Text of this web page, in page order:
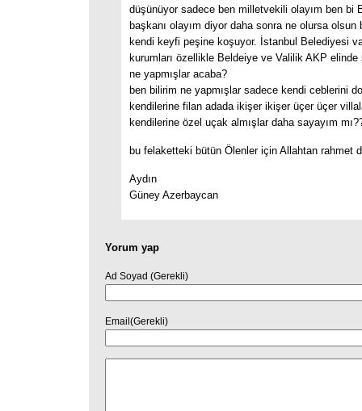
düşünüyor sadece ben milletvekili olayım ben bi
başkanı olayım diyor daha sonra ne olursa olsun
kendi keyfi peşine koşuyor. İstanbul Belediyesi
kurumları özellikle Beldeiye ve Valilik AKP
ne yapmışlar acaba?
ben bilirim ne yapmışlar sadece kendi ceblerini
kendilerine filan adada ikişer ikişer üçer üçer
kendilerine özel uçak almışlar daha sayayım
bu felaketteki bütün Ölenler için Allahtan rahmet
Aydın
Güney Azerbaycan
Yorum yap
Ad Soyad (Gerekli)
Email(Gerekli)